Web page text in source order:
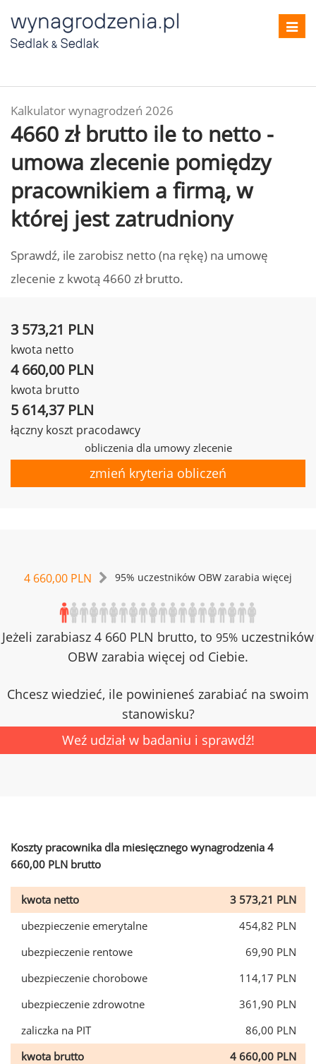
Kalkulator wynagrodzeń 2026
4660 zł brutto ile to netto -
umowa zlecenie pomiędzy
pracownikiem a firmą, w
której jest zatrudniony
Sprawdź, ile zarobisz netto (na rękę) na umowę
zlecenie z kwotą 4660 zł brutto.
3 573,21 PLN
kwota netto
4 660,00 PLN
kwota brutto
5 614,37 PLN
łączny koszt pracodawcy
obliczenia dla umowy zlecenie
zmień kryteria obliczeń
4 660,00 PLN 95% uczestników OBW zarabia więcej
Jeżeli zarabiasz 4 660 PLN brutto, to 95% uczestników
OBW zarabia więcej od Ciebie.
Chcesz wiedzieć, ile powinieneś zarabiać na swoim
stanowisku?
Weź udział w badaniu i sprawdź!
Koszty pracownika dla miesięcznego wynagrodzenia 4
660,00 PLN brutto
kwota netto
3 573,21 PLN
ubezpieczenie emerytalne
454,82 PLN
ubezpieczenie rentowe
69,90 PLN
ubezpieczenie chorobowe
114,17 PLN
ubezpieczenie zdrowotne
361,90 PLN
zaliczka na PIT
86,00 PLN
kwota brutto
4 660,00 PLN